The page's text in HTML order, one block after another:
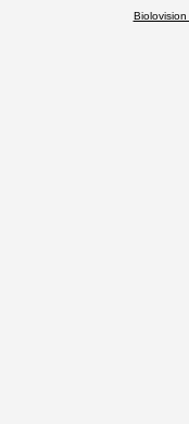
Biolovision